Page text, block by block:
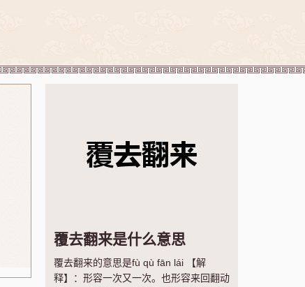
覆去翻来是什么意思
覆去翻来的意思是fù qù fān lái 【解
释】：形容一次又一次。也形容来回翻动